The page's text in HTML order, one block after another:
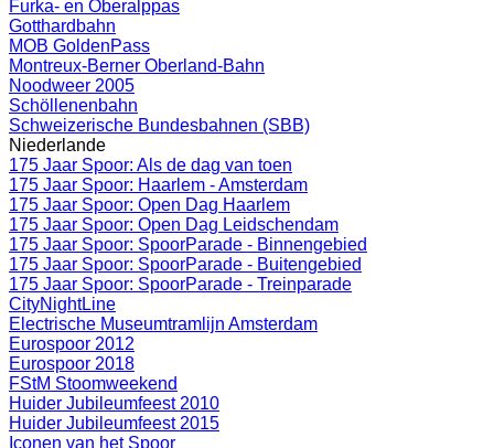
Furka- en Oberalppas
Gotthardbahn
MOB GoldenPass
Montreux-Berner Oberland-Bahn
Noodweer 2005
Schöllenenbahn
Schweizerische Bundesbahnen (SBB)
Niederlande
175 Jaar Spoor: Als de dag van toen
175 Jaar Spoor: Haarlem - Amsterdam
175 Jaar Spoor: Open Dag Haarlem
175 Jaar Spoor: Open Dag Leidschendam
175 Jaar Spoor: SpoorParade - Binnengebied
175 Jaar Spoor: SpoorParade - Buitengebied
175 Jaar Spoor: SpoorParade - Treinparade
CityNightLine
Electrische Museumtramlijn Amsterdam
Eurospoor 2012
Eurospoor 2018
FStM Stoomweekend
Huider Jubileumfeest 2010
Huider Jubileumfeest 2015
Iconen van het Spoor